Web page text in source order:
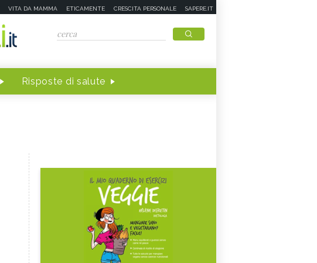
VITA DA MAMMA ETICAMENTE CRESCITA PERSONALE SAPERE.IT
Risposte di salute